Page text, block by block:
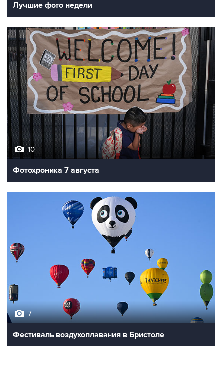
Лучшие фото недели
10
Фотохроника 7 августа
7
Фестиваль воздухоплавания в Бристоле